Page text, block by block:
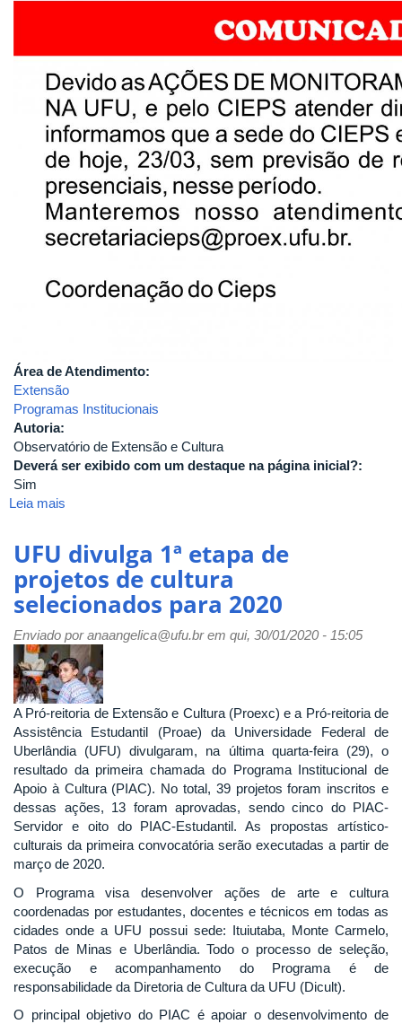
Área de Atendimento:
Extensão
Programas Institucionais
Autoria:
Observatório de Extensão e Cultura
Deverá ser exibido com um destaque na página inicial?:
Sim
Leia mais
UFU divulga 1ª etapa de
projetos de cultura
selecionados para 2020
Enviado poranaangelica@ufu.brem qui, 30/01/2020 - 15:05
A Pró-reitoria de Extensão e Cultura (Proexc) e a Pró-reitoria de
Assistência Estudantil (Proae) da Universidade Federal de
Uberlândia (UFU) divulgaram, na última quarta-feira (29), o
resultado da primeira chamada do Programa Institucional de
Apoio à Cultura (PIAC). No total, 39 projetos foram inscritos e
dessas ações, 13 foram aprovadas, sendo cinco do PIAC-
Servidor e oito do PIAC-Estudantil. As propostas artístico-
culturais da primeira convocatória serão executadas a partir de
março de 2020.
O Programa visa desenvolver ações de arte e cultura
coordenadas por estudantes, docentes e técnicos em todas as
cidades onde a UFU possui sede: Ituiutaba, Monte Carmelo,
Patos de Minas e Uberlândia. Todo o processo de seleção,
execução e acompanhamento do Programa é de
responsabilidade da Diretoria de Cultura da UFU (Dicult).
O principal objetivo do PIAC é apoiar o desenvolvimento de